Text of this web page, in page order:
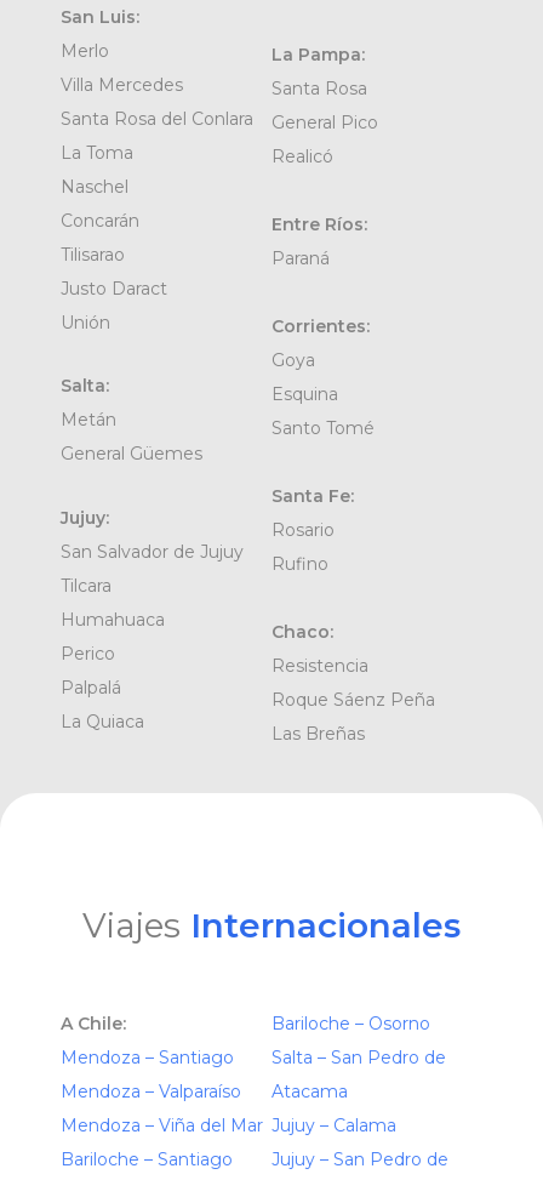
San Luis:
Merlo
Villa Mercedes
Santa Rosa del Conlara
La Toma
Naschel
Concarán
Tilisarao
Justo Daract
Unión
Salta:
Metán
General Güemes
Jujuy:
San Salvador de Jujuy
Tilcara
Humahuaca
Perico
Palpalá
La Quiaca
La Pampa:
Santa Rosa
General Pico
Realicó
Entre Ríos:
Paraná
Corrientes:
Goya
Esquina
Santo Tomé
Santa Fe:
Rosario
Rufino
Chaco:
Resistencia
Roque Sáenz Peña
Las Breñas
Viajes Internacionales
A Chile:
Mendoza – Santiago
Mendoza – Valparaíso
Mendoza – Viña del Mar
Bariloche – Santiago
Bariloche – Osorno
Salta – San Pedro de
Atacama
Jujuy – Calama
Jujuy – San Pedro de